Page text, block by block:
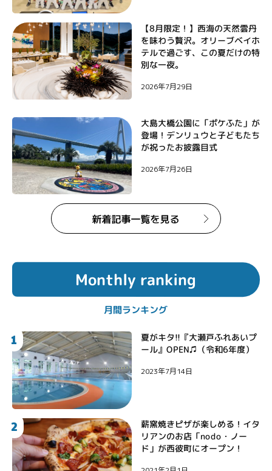
【8月限定！】西海の天然雲丹
を味わう贅沢。オリーブベイホ
テルで過ごす、この夏だけの特
別な一夜。
2026年7月29日
大島大橋公園に「ポケふた」が
登場！デンリュウと子どもたち
が祝ったお披露目式
2026年7月26日
Monthly ranking
月間ランキング
1 夏がキタ!!『大瀬戸ふれあいプ
ール』OPEN♫（令和6年度）
2023年7月14日
2 薪窯焼きピザが楽しめる！イタ
リアンのお店「nodo・ノー
ド」が西彼町にオープン！